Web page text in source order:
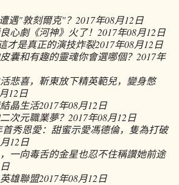
遇"敦刻爾克"？ 2017年08月12日
心劇《河神》火了！ 2017年08月12日
才是真正的演技炸裂2017年08月12日
囊和有趣的靈魂你會選哪個？ 2017年
悲喜，靳東放下精英範兒，變身憋
12日
晶生活2017年08月12日
次元職業夢？ 2017年08月12日
秀恩愛：甜蜜示愛馮德倫，隻為打破
12日
一向毒舌的金星也忍不住稱讚她前途
雄聯盟2017年08月12日